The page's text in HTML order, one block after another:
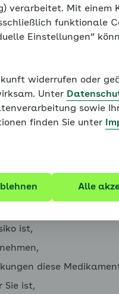
Blutdruck
einnehmen,
gesenkt werden?
von einer Reihe
ist,
diese
Sie ist,
ausklappen
Diagnose ausklappen
verarbeitet. Mit einem
funktionale
Einstellungen“
widerrufen oder
Unter
sowie
finden Sie unter
Alle